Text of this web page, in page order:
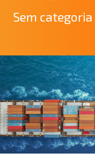
#38 (no title)
Sem categoria